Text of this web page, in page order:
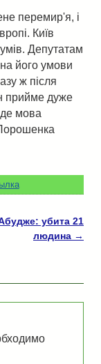
перемир'я, і
Київ
Депутатам
його умови
ж після
прийме дуже
мова
убита 21
людина →